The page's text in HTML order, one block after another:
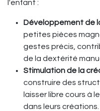
l'enfant :
Développement de
petites pièces
gestes précis,
de la dextérité
Stimulation de la
construire des
laisser libre cours à
dans leurs créations.